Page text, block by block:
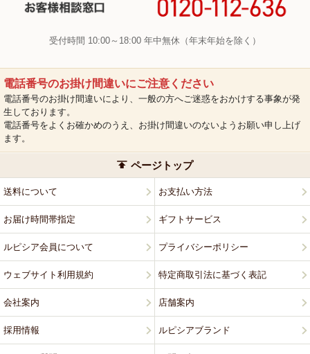
受付時間 10:00～18:00 年中無休（年末年始を除く）
電話番号のお掛け間違いにご注意ください
電話番号のお掛け間違いにより、一般の方へご迷惑をおかけする事象が発
生しております。
電話番号をよくお確かめのうえ、お掛け間違いのないようお願い申し上げ
ます。
ページトップ
送料について お支払い方法
お届け時間帯指定 ギフトサービス
ルピシア会員について プライバシーポリシー
ウェブサイト利用規約 特定商取引法に基づく表記
会社案内 店舗案内
採用情報 ルピシアブランド